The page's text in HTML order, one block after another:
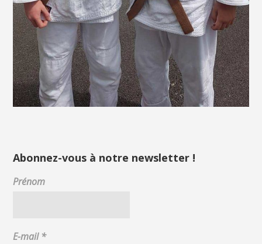
Abonnez-vous à notre newsletter !
Prénom
E-mail *